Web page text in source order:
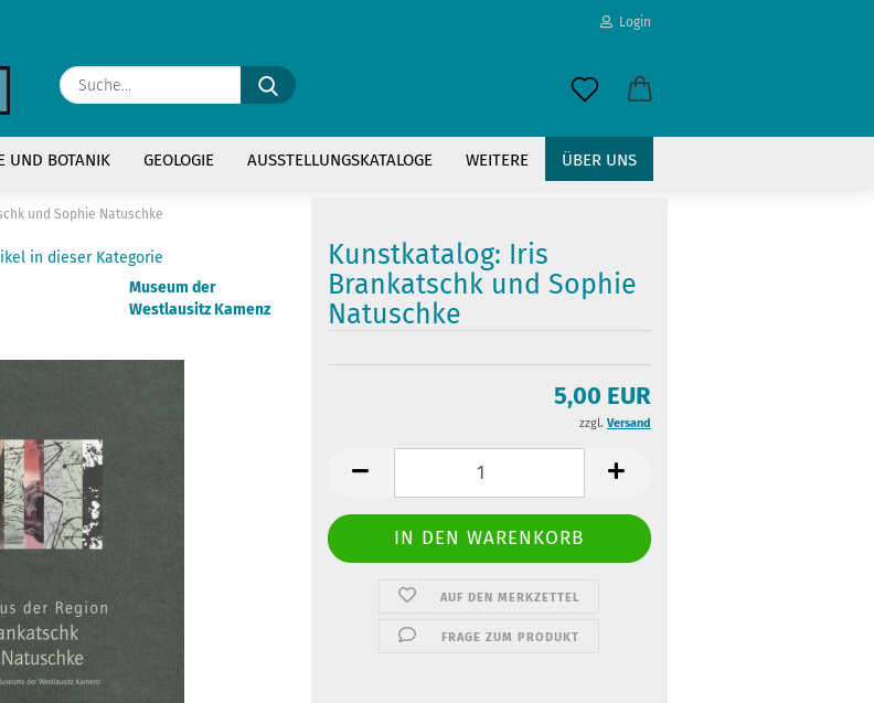
Login
Konto erstellen
Passwort vergessen?
Suche...
UND BOTANIK GEOLOGIE AUSSTELLUNGSKATALOGE ÜBER UNS
WEITERE
und Sophie Natuschke
in dieser Kategorie
Museum der
Westlausitz Kamenz
Kunstkatalog: Iris
Brankatschk und Sophie
Natuschke
5,00 EUR
zzgl. Versand
AUF DEN MERKZETTEL
FRAGE ZUM PRODUKT